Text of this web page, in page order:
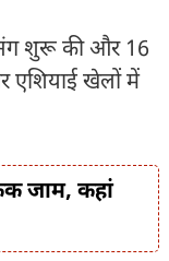
शुरू की और 16
एशियाई खेलों में
जाम, कहां